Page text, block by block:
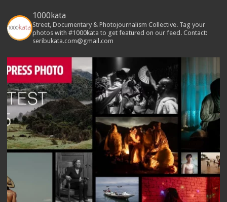
1000kata
Street, Documentary & Photojournalism Collective. Tag your
photos with #1000kata to get featured on our feed. Contact:
seribukata.com@gmail.com